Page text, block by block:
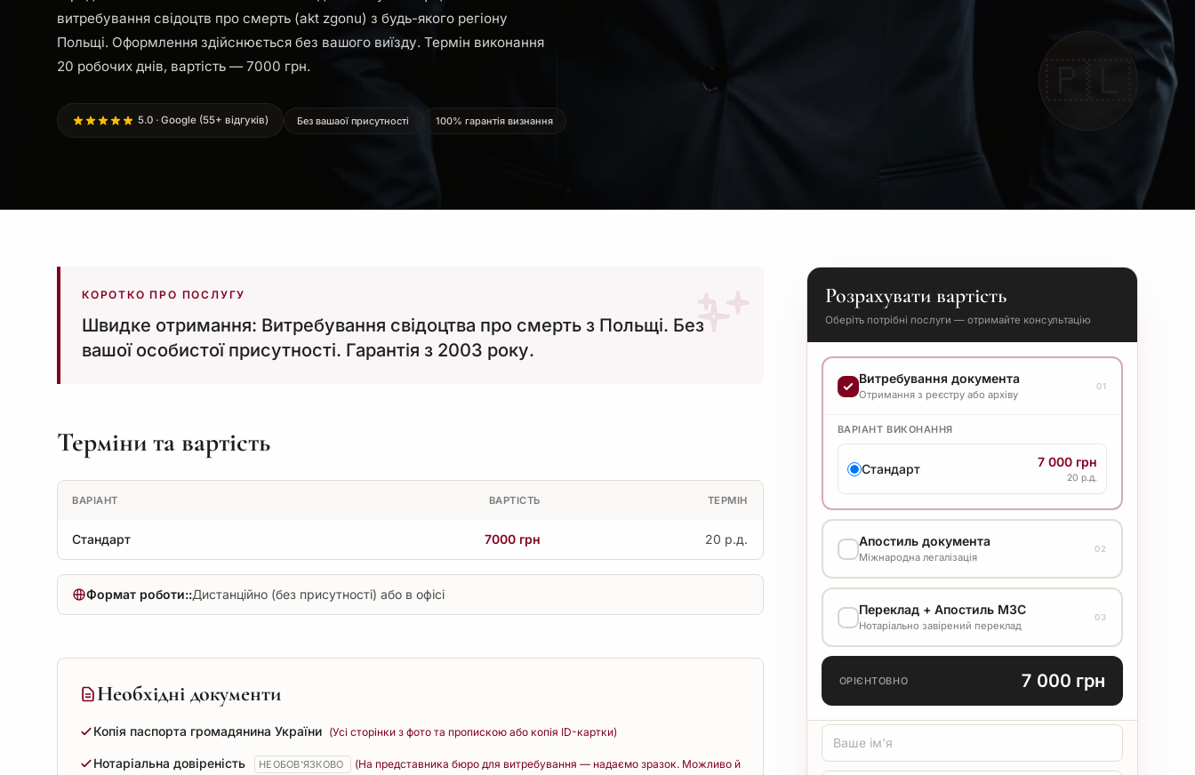
витребування свідоцтв про смерть (akt zgonu) з будь-якого регіону
Польщі. Оформлення здійснюється без вашого виїзду. Термін виконання
20 робочих днів, вартість — 7000 грн.
5.0 · Google (55+ відгуків) Без вашаої присутності 100% гарантія визнання
КОРОТКО ПРО ПОСЛУГУ
Швидке отримання: Витребування свідоцтва про смерть з Польщі. Без
вашої особистої присутності. Гарантія з 2003 року.
Терміни та вартість
ВАРІАНТ ВАРТІСТЬ ТЕРМІН
Стандарт 7000 грн 20 р.д.
Формат роботи::Дистанційно (без присутності) або в офісі
Необхідні документи
Копія паспорта громадянина України (Усі сторінки з фото та пропискою або копія ID-картки)
Нотаріальна довіреність НЕОБОВ'ЯЗКОВО
(На представника бюро для витребування — надаємо зразок. Можливо й
Розрахувати вартість
Оберіть потрібні послуги — отримайте консультацію
Витребування документа
Отримання з реєстру або архіву
01
ВАРІАНТ ВИКОНАННЯ
Стандарт 7 000 грн
20 р.д.
Апостиль документа
Міжнародна легалізація
02
ВАРІАНТ ВИКОНАННЯ
Стандарт 3 000 грн
Переклад + Апостиль МЗС
Нотаріально завірений переклад
03
ТИП ПЕРЕКЛАДУ
ОРІЄНТОВНО 7 000 грн